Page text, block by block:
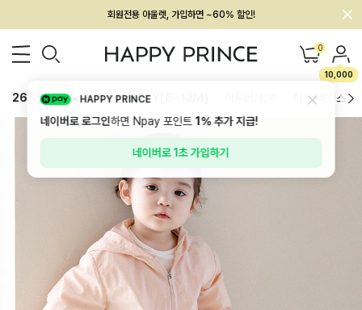
회원전용 아울렛, 가입하면 ~60% 할인!
멤버십 최대 28,000원 혜택 0
10,000
26SS 신상 BEST BABY[6~12M] 하의/레깅스
HAPPY PRINCE
네이버로 로그인하면 Npay 포인트1%추가 지급!
네이버로 1초 가입하기